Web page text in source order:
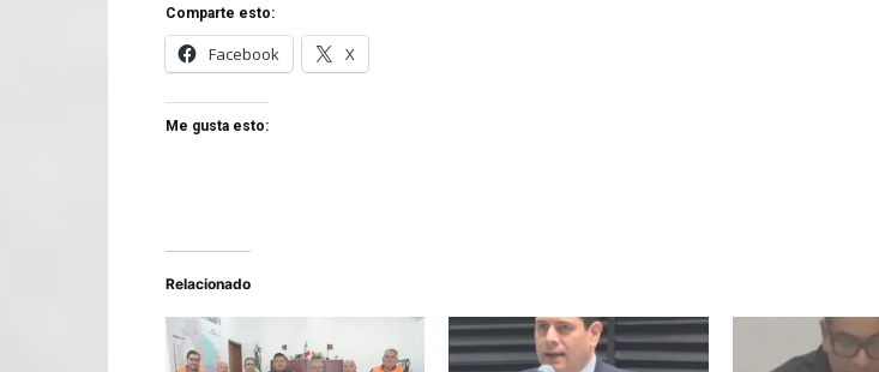
Comparte esto:
Facebook X
Me gusta esto:
Relacionado